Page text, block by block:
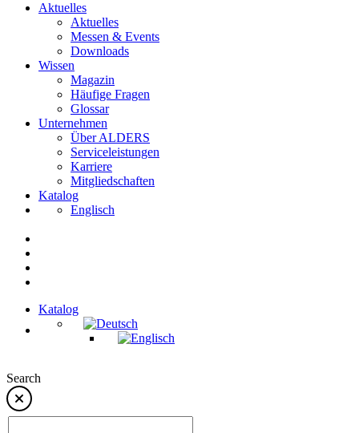
Aktuelles
Aktuelles
Messen & Events
Downloads
Wissen
Magazin
Häufige Fragen
Glossar
Unternehmen
Über ALDERS
Serviceleistungen
Karriere
Mitgliedschaften
Katalog
Englisch
Katalog
Search